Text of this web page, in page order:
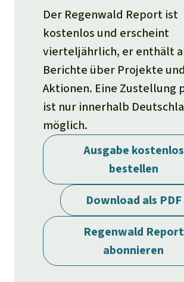
Tropenholz
Aluminium
Gold
Fleisch und Soja
Landraub
Wilderei
Staudämme
Straßen
01/2025
Ältere
Stiftung
Kontakt
Transparenz
Banner einbinden
Freianzeigen
Français
Italiano
Português
Indonesia
Spenden für ein Thema
Tierschutz
Waldschutz
Schutz von Indigenen
Spenden für eine Region
Südostasien
Afrika
Lateinamerika
Der Regenwald Report ist
kostenlos und erscheint
vierteljährlich, er enthält
Berichte über Projekte und
Aktionen. Eine Zustellung
ist nur innerhalb
möglich.
Ausgabe kostenlos
bestellen
Download als PDF
Regenwald Report
abonnieren